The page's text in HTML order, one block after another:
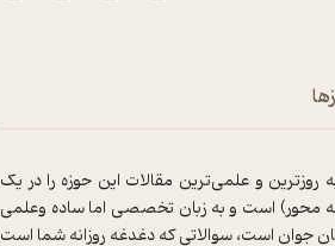
و علمی‌ترین مقالات این حوزه را در یک
محور) است و به زبان تخصصی اما ساده وعلمی
جوان است، سوالاتی که دغدغه روزانه شما است